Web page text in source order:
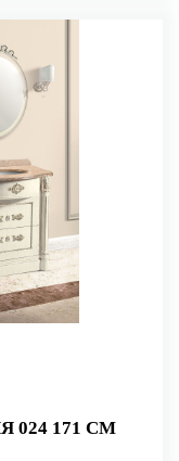
024 171 СМ